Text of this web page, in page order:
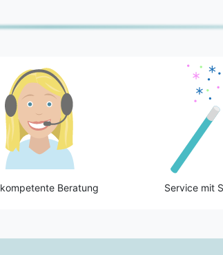
kompetente Beratung Service mit